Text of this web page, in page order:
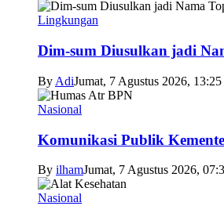
Lingkungan
Dim-sum Diusulkan jadi
By AdiJumat, 7 Agustus 2026, 13:25
Nasional
Komunikasi Publik
By ilhamJumat, 7 Agustus 2026,
Nasional